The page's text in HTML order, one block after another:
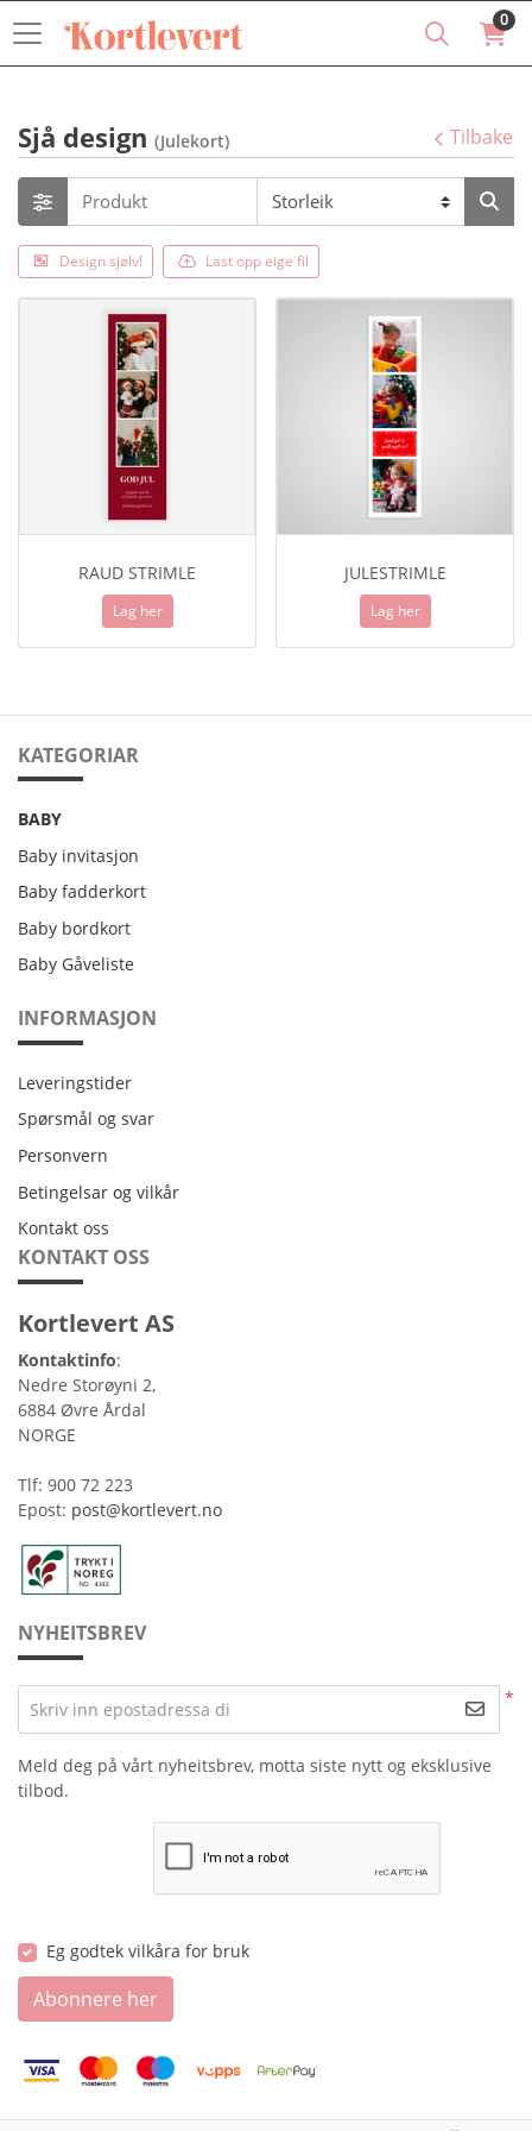
0
Sjå design (Julekort) Tilbake
Design sjølv! Last opp eige fil
RAUD STRIMLE
Lag her
JULESTRIMLE
Lag her
KATEGORIAR
BABY
Baby invitasjon
Baby fadderkort
Baby bordkort
Baby Gåveliste
INFORMASJON
Leveringstider
Leveringstider
Spørsmål og svar
Personvern
Personvern
Betingelsar og vilkår
Betingelsar og vilkår
Kontakt oss
Kontakt oss
KONTAKT OSS
Kortlevert AS
Kontaktinfo:
Nedre Storøyni 2,
6884 Øvre Årdal
NORGE
Tlf: 900 72 223
Epost: post@kortlevert.no
NYHEITSBREV
*
Skriv inn epostadressa di
Meld deg på vårt nyheitsbrev, motta siste nytt og eksklusive
tilbod.
Eg godtek vilkåra for bruk
Abonnere her